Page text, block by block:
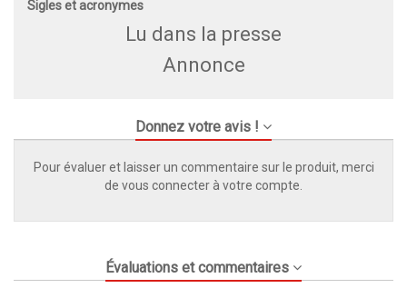
Sigles et acronymes
Lu dans la presse
Annonce
Donnez votre avis !
Pour évaluer et laisser un commentaire sur le produit, merci
de vous connecter à votre compte.
Évaluations et commentaires